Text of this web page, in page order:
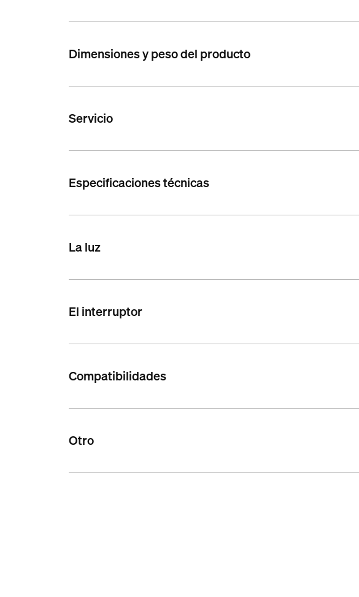
Dimensiones y peso del producto
Servicio
Especificaciones técnicas
La luz
El interruptor
Compatibilidades
Otro